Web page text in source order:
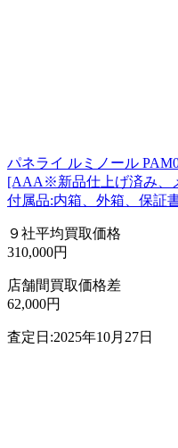
パネライ ルミノール
[AAA※新品仕上げ済み、
付属品:内箱、外箱、保証
９社平均買取価格
310,000円
店舗間買取価格差
62,000円
査定日:2025年10月27日